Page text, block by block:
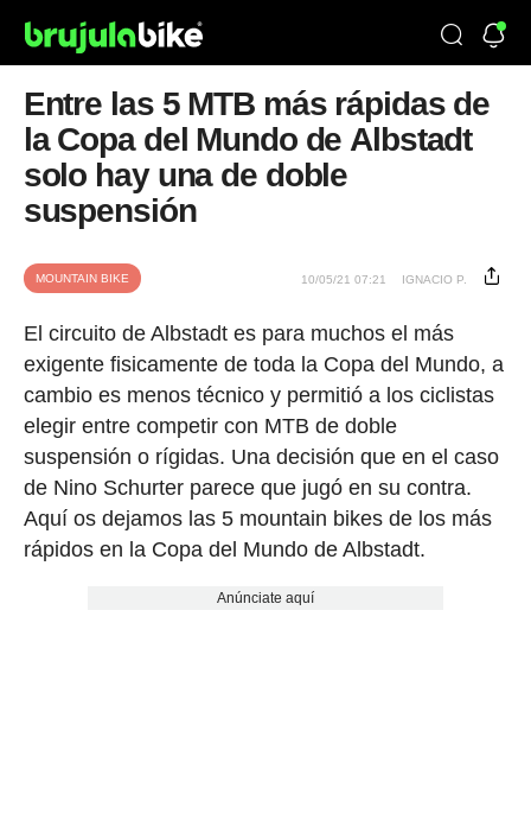
Entre las 5 MTB más rápidas de
la Copa del Mundo de Albstadt
solo hay una de doble
suspensión
MOUNTAIN BIKE 10/05/21 07:21 IGNACIO P.
El circuito de Albstadtes para muchos el más
exigente fisicamente de toda la Copa del Mundo, a
cambio es menos técnico y permitió a los ciclistas
elegir entre competir con MTB de doble
suspensión o rígidas. Una decisión que en el caso
de Nino Schurter parece que jugó en su contra.
Aquí os dejamos las 5 mountain bikes de los más
rápidos en la Copa del Mundo de Albstadt.
Anúnciate aquí